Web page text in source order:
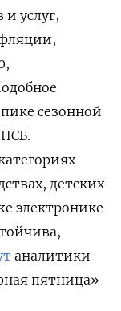
и услуг,
сезонной
детских
электронике
аналитики
пятница»